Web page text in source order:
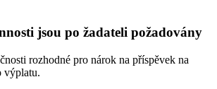
jsou po žadateli požadovány
rozhodné pro nárok na příspěvek na
výplatu.